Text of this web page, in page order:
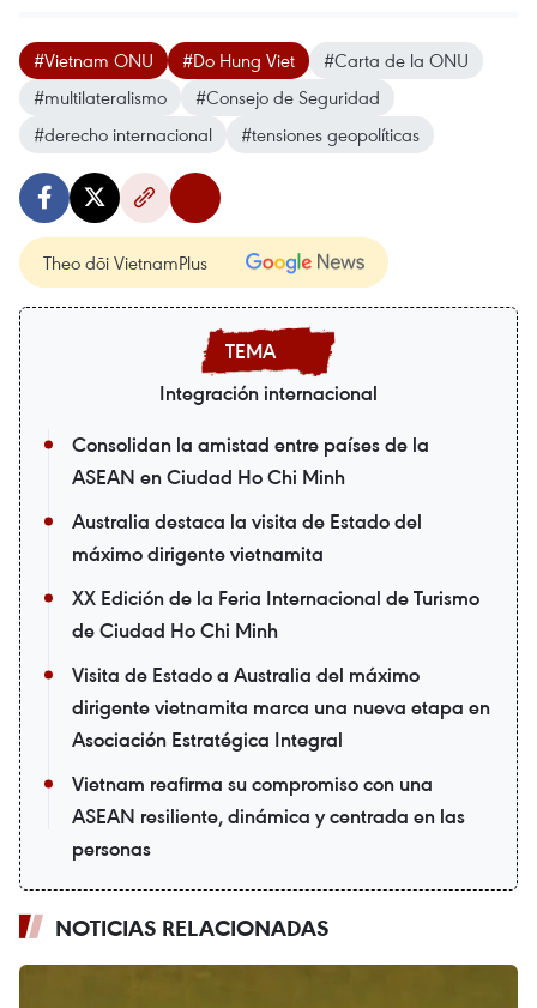
#Vietnam ONU #Do Hung Viet
#Carta de la ONU
#multilateralismo
#Consejo de Seguridad
#derecho internacional
#tensiones geopolíticas
Theo dõi VietnamPlus
Integración internacional
Consolidan la amistad entre países de la
ASEAN en Ciudad Ho Chi Minh
Australia destaca la visita de Estado del
máximo dirigente vietnamita
XX Edición de la Feria Internacional de Turismo
de Ciudad Ho Chi Minh
Visita de Estado a Australia del máximo
dirigente vietnamita marca una nueva etapa en
Asociación Estratégica Integral
Vietnam reafirma su compromiso con una
ASEAN resiliente, dinámica y centrada en las
personas
NOTICIAS RELACIONADAS